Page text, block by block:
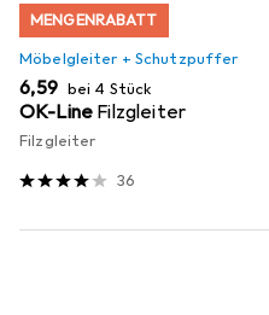
MENGENRABATT
Möbelgleiter + Schutzpuffer
EUR
6,59 bei 4 Stück
OK-Line Filzgleiter
Filzgleiter
36